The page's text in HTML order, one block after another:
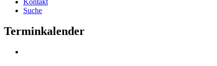
Kontakt
Suche
Terminkalender